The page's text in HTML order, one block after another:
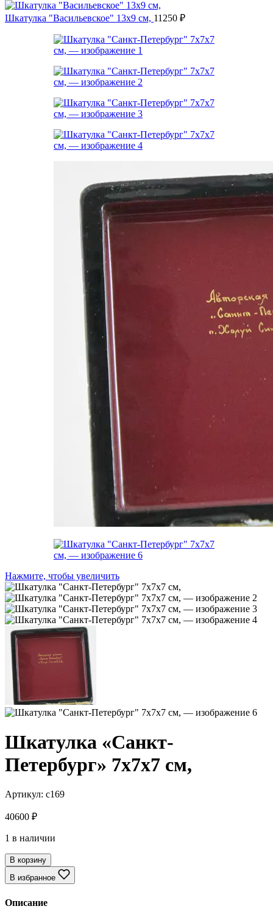
Шкатулка "Васильевское" 13х9 см, 11250 ₽
Нажмите, чтобы увеличить
Шкатулка «Санкт-
Петербург» 7х7х7 см,
Артикул: с169
40600 ₽
1 в наличии
В корзину
В избранное
Описание